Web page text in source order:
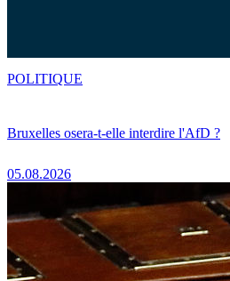
Bruxelles osera-t-elle interdire l'AfD ?
05.08.2026
POLITIQUE